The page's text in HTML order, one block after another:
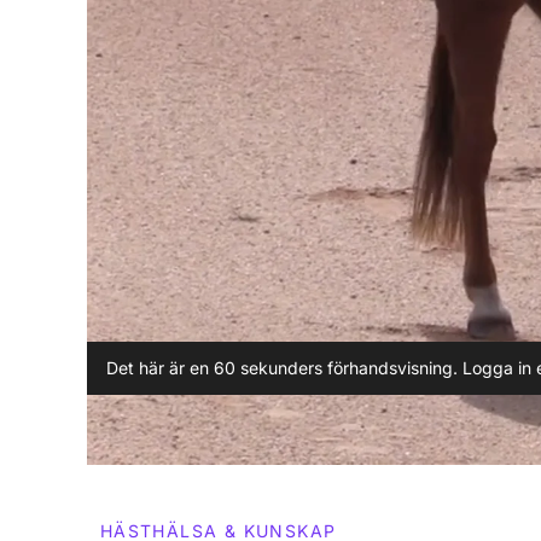
Det här är en 60 sekunders förhandsvisning. Logga
HÄSTHÄLSA & KUNSKAP